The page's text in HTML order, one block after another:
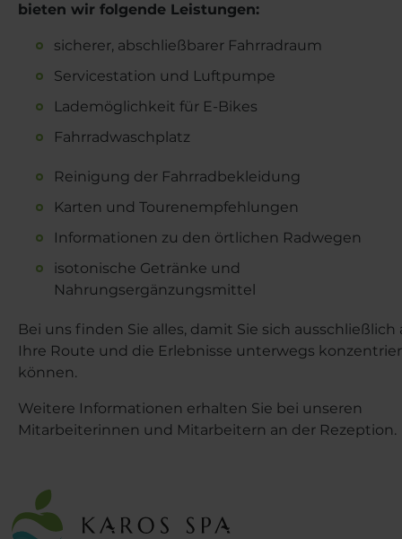
bieten wir folgende Leistungen:
sicherer, abschließbarer Fahrradraum
Servicestation und Luftpumpe
Lademöglichkeit für E-Bikes
Fahrradwaschplatz
Reinigung der Fahrradbekleidung
Karten und Tourenempfehlungen
Informationen zu den örtlichen Radwegen
isotonische Getränke und
Nahrungsergänzungsmittel
Bei uns finden Sie alles, damit Sie sich ausschließlich
Ihre Route und die Erlebnisse unterwegs
können.
Weitere Informationen erhalten Sie bei unseren
Mitarbeiterinnen und Mitarbeitern an der Rezeption.